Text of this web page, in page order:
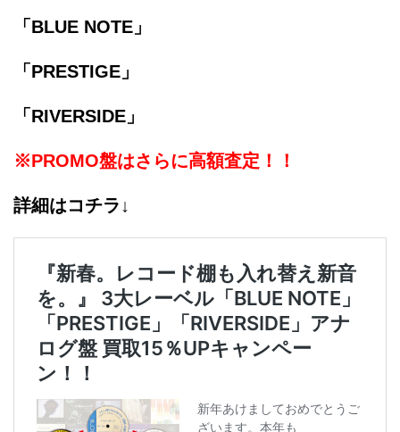
「BLUE NOTE」
「PRESTIGE」
「RIVERSIDE」
※PROMO盤はさらに高額査定！！
詳細はコチラ↓